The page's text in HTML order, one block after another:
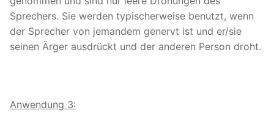
Sprechers. Sie werden typischerweise benutzt, wenn
der Sprecher von jemandem genervt ist und er/sie
seinen Ärger ausdrückt und der anderen Person droht.
Anwendung 3: